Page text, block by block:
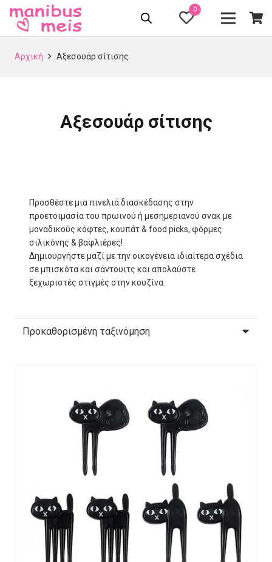
0
Αρχική Αξεσουάρ σίτισης
Αξεσουάρ σίτισης
Προσθέστε μια πινελιά διασκέδασης στην
προετοιμασία του πρωινού ή μεσημεριανού σνακ με
μοναδικούς κόφτες, κουπάτ & food picks, φόρμες
σιλικόνης & βαφλιέρες!
Δημιουργήστε μαζί με την οικογένεια ιδιαίτερα σχέδια
σε μπισκότα και σάντουιτς και απολαύστε
ξεχωριστές στιγμές στην κουζίνα.